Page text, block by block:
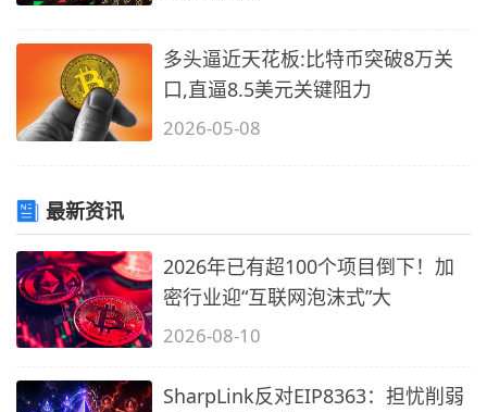
多头逼近天花板:比特币突破8万关
口,直逼8.5美元关键阻力
2026-05-08
最新资讯
2026年已有超100个项目倒下！加
密行业迎“互联网泡沫式”大
2026-08-10
SharpLink反对EIP8363：担忧削弱